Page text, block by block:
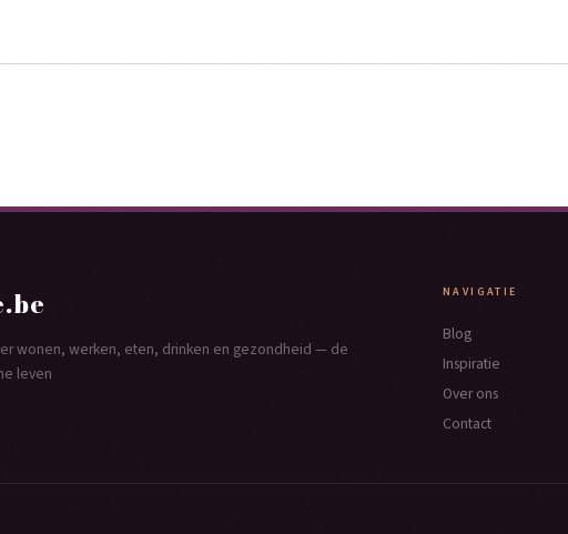
wonen, werken, eten, drinken en gezondheid — de
leven
NAVIGATIE
Blog
Inspiratie
Over ons
Contact